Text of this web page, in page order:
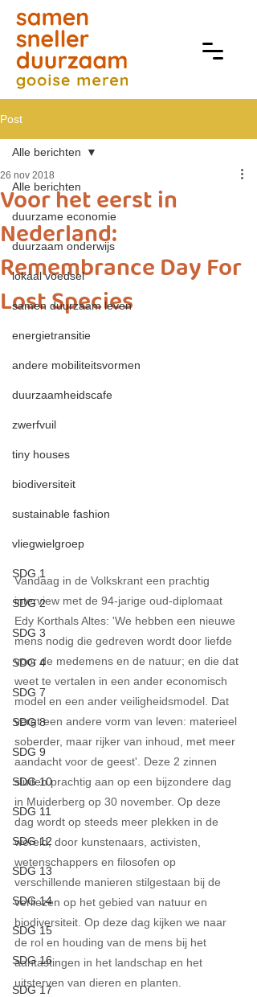
Post
Alle berichten
duurzame economie
duurzaam onderwijs
lokaal voedsel
samen duurzaam leven
energietransitie
andere mobiliteitsvormen
duurzaamheidscafe
zwerfvuil
tiny houses
biodiversiteit
sustainable fashion
vliegwielgroep
SDG 1
SDG 2
SDG 3
SDG 4
SDG 7
SDG 8
SDG 9
SDG 10
SDG 11
SDG 12
SDG 13
SDG 14
SDG 15
SDG 16
SDG 17
Alle berichten
Voor het eerst in
Nederland:
Remembrance Day For
Lost Species
26 nov 2018
Vandaag in de Volkskrant een prachtig
interview met de 94-jarige oud-diplomaat
Edy Korthals Altes: 'We hebben een nieuwe
mens nodig die gedreven wordt door liefde
voor de medemens en de natuur; en die dat
weet te vertalen in een ander economisch
model en een ander veiligheidsmodel. Dat
vergt een andere vorm van leven: materieel
soberder, maar rijker van inhoud, met meer
aandacht voor de geest'. Deze 2 zinnen
sluiten prachtig aan op een bijzondere dag
in Muiderberg op 30 november. Op deze
dag wordt op steeds meer plekken in de
wereld, door kunstenaars, activisten,
wetenschappers en filosofen op
verschillende manieren stilgestaan bij de
verliezen op het gebied van natuur en
biodiversiteit. Op deze dag kijken we naar
de rol en houding van de mens bij het
aantastingen in het landschap en het
uitsterven van dieren en planten.